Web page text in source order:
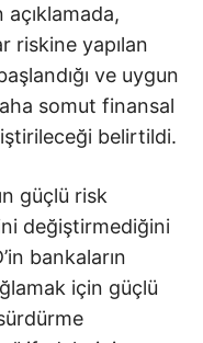
riskine yapılan
ve uygun
somut finansal
belirtildi.
güçlü risk
değiştirmediğini
bankaların
için güçlü